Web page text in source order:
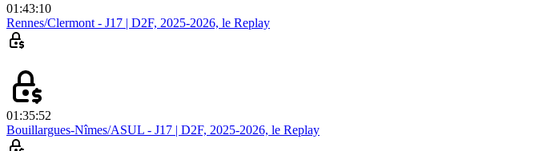
01:43:10
Rennes/Clermont - J17 | D2F, 2025-2026, le Replay
01:35:52
Bouillargues-Nîmes/ASUL - J17 | D2F, 2025-2026, le Replay